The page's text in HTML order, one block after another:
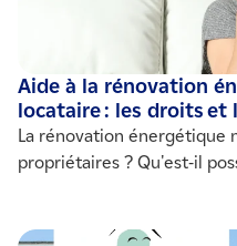
Aide à la rénovation
locataire : les droits et
La rénovation énergétique
propriétaires ? Qu'est-il